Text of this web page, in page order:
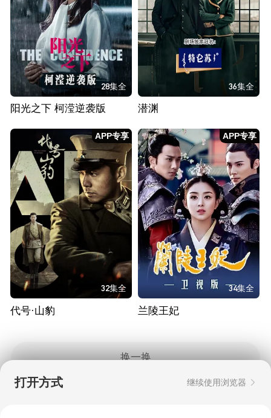
28集全
阳光之下 柯滢逆袭版
36集全
潜渊
APP专享
32集全
代号·山豹
APP专享
34集全
兰陵王妃
换一换
打开方式 继续使用浏览器